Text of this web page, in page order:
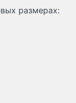
размерах: